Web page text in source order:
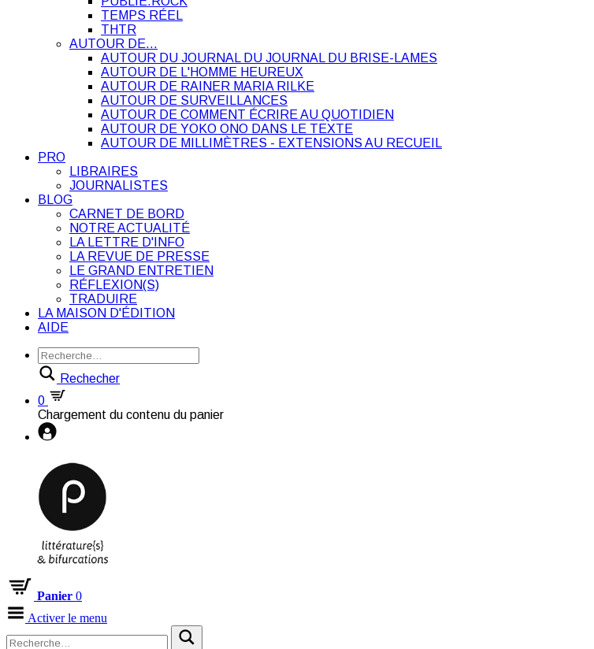
TEMPS RÉEL
THTR
AUTOUR DE…
AUTOUR DU JOURNAL DU JOURNAL DU BRISE-LAMES
AUTOUR DE L'HOMME HEUREUX
AUTOUR DE RAINER MARIA RILKE
AUTOUR DE SURVEILLANCES
AUTOUR DE COMMENT ÉCRIRE AU QUOTIDIEN
AUTOUR DE YOKO ONO DANS LE TEXTE
AUTOUR DE MILLIMÈTRES - EXTENSIONS AU RECUEIL
PRO
LIBRAIRES
JOURNALISTES
BLOG
CARNET DE BORD
NOTRE ACTUALITÉ
LA LETTRE D'INFO
LA REVUE DE PRESSE
LE GRAND ENTRETIEN
RÉFLEXION(S)
TRADUIRE
LA MAISON D'ÉDITION
AIDE
Rechecher
0
Chargement du contenu du panier
Panier 0
Activer le menu